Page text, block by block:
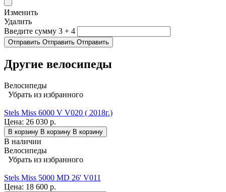
Изменить
Удалить
Введите сумму 3 + 4
Отправить Отправить Отправить
Другие велосипеды
Велосипеды
Убрать из избранного
Stels Miss 6000 V V020 ( 2018г.)
Цена: 26 030 р.
В корзину В корзину В корзину
В наличии
Велосипеды
Убрать из избранного
Stels Miss 5000 MD 26' V011
Цена: 18 600 р.